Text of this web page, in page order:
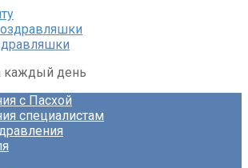
каждый день
с Пасхой
специалистам